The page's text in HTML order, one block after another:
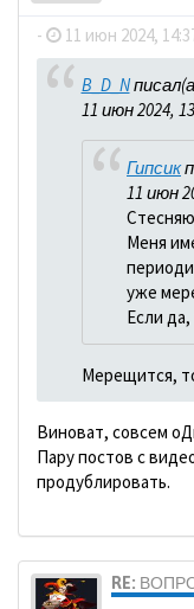
- 11 июн 2024,
B_D_N
11 июн 2024,
Гипсик
11 июн
Меня
уже
Если да,
Мерещится,
Виноват, совсем
Пару постов с
продублировать.
RE: